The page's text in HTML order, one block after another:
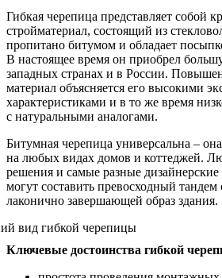
Гибкая черепица представляет собой
стройматериал, состоящий из
пропитано битумом и обладает
В настоящее время он приобрел
западных странах и в России.
материал объясняется его высокими
характеристиками и в то же время
с натуральными аналогами.
Битумная черепица универсальна –
на любых видах домов и коттеджей.
решения и самые разные
могут составить превосходный тандем
лаконично завершающей образ здания.
Ключевые достоинства гибкой